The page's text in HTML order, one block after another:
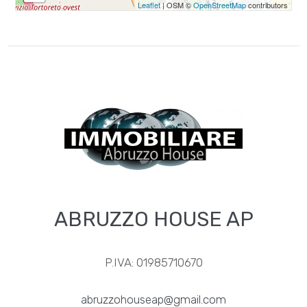
Leaflet| OSM ©OpenStreetMapcontributors
ABRUZZO HOUSE AP
P.IVA: 01985710670
abruzzohouseap@gmail.com
Arredato
Lusso